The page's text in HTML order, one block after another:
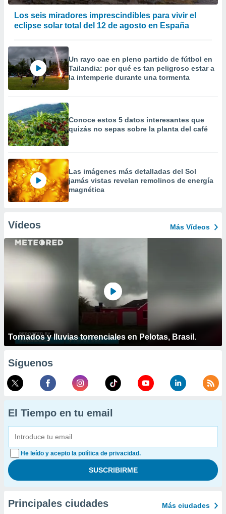
Los seis miradores imprescindibles para vivir el
eclipse solar total del 12 de agosto en España
Un rayo cae en pleno partido de fútbol en
Tailandia: por qué es tan peligroso estar a
la intemperie durante una tormenta
Conoce estos 5 datos interesantes que
quizás no sepas sobre la planta del café
Las imágenes más detalladas del Sol
jamás vistas revelan remolinos de energía
magnética
Vídeos Más Vídeos
Tornados y lluvias torrenciales en Pelotas, Brasil.
Síguenos
El Tiempo en tu email
He leído y acepto la política de privacidad.
Principales ciudades Más ciudades